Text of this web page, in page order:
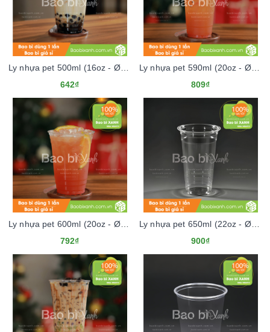
Ly nhựa pet 500ml (16oz - Ø98)
642₫
Ly nhựa pet 590ml (20oz - Ø93)
809₫
Ly nhựa pet 600ml (20oz - Ø98)
792₫
Ly nhựa pet 650ml (22oz - Ø98)
900₫